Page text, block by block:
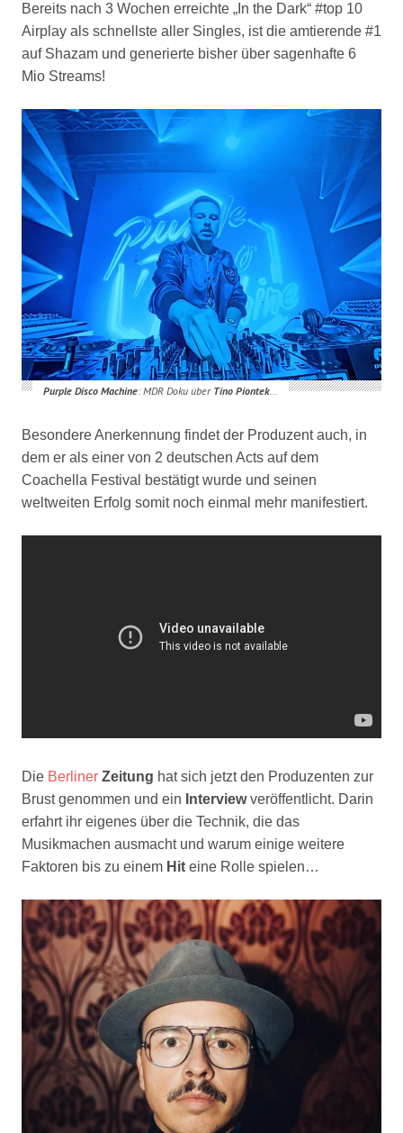
Bereits nach 3 Wochen erreichte „In the Dark“ #top 10
Airplay als schnellste aller Singles, ist die amtierende #1
auf Shazam und generierte bisher über sagenhafte 6
Mio Streams!
Purple Disco Machine: MDR Doku über Tino Piontek…
Besondere Anerkennung findet der Produzent auch, in
dem er als einer von 2 deutschen Acts auf dem
Coachella Festival bestätigt wurde und seinen
weltweiten Erfolg somit noch einmal mehr manifestiert.
Die Berliner Zeitung hat sich jetzt den Produzenten zur
Brust genommen und ein Interviewveröffentlicht. Darin
erfahrt ihr eigenes über die Technik, die das
Musikmachen ausmacht und warum einige weitere
Faktoren bis zu einem Hit eine Rolle spielen…